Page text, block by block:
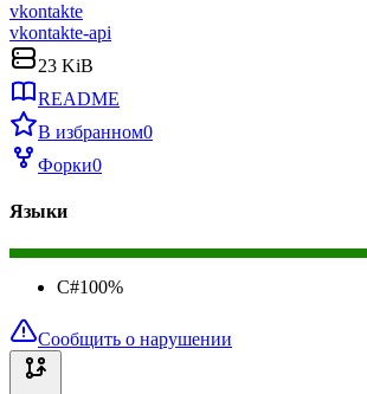
vkontakte
vkontakte-api
23 KiB
README
В избранном0
Форки0
Языки
C#100%
Сообщить о нарушении